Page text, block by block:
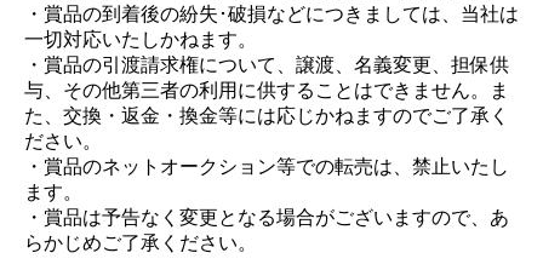
・賞品の到着後の紛失･破損などにつきましては、当社は
一切対応いたしかねます。
・賞品の引渡請求権について、譲渡、名義変更、担保供
与、その他第三者の利用に供することはできません。ま
た、交換・返金・換金等には応じかねますのでご了承く
ださい。
・賞品のネットオークション等での転売は、禁止いたし
ます。
・賞品は予告なく変更となる場合がございますので、あ
らかじめご了承ください。